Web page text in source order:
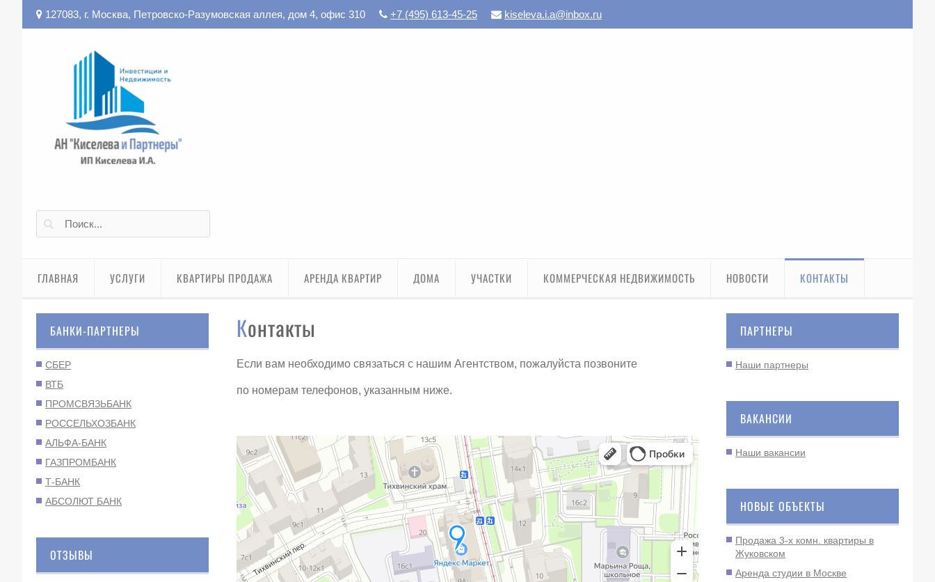
127083, г. Москва, Петровско-Разумовская аллея, дом 4, офис 310 +7 (495) 613-45-25 kiseleva.i.a@inbox.ru
ГЛАВНАЯ УСЛУГИ КВАРТИРЫ ПРОДАЖА АРЕНДА КВАРТИР ДОМА УЧАСТКИ КОММЕРЧЕСКАЯ НЕДВИЖИМОСТЬ НОВОСТИ КОНТАКТЫ
БАНКИ-ПАРТНЕРЫ
СБЕР
ВТБ
ПРОМСВЯЗЬБАНК
РОССЕЛЬХОЗБАНК
АЛЬФА-БАНК
ГАЗПРОМБАНК
Т-БАНК
АБСОЛЮТ БАНК
ОТЗЫВЫ
Контакты
Если вам необходимо связаться с нашим Агентством, пожалуйста позвоните
по номерам телефонов, указанным ниже.
ПАРТНЕРЫ
Наши партнеры
ВАКАНСИИ
Наши вакансии
НОВЫЕ ОБЪЕКТЫ
Продажа 3-х комн. квартиры в
Жуковском
Аренда студии в Москве